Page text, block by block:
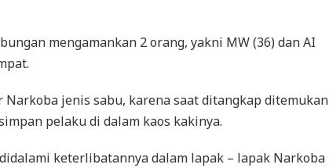
mengamankan 2 orang, yakni MW (36) dan AI
Narkoba jenis sabu, karena saat ditangkap ditemukan
pelaku di dalam kaos kakinya.
keterlibatannya dalam lapak – lapak Narkoba